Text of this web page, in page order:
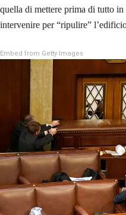
quella di mettere prima di tutto
intervenire per “ripulire”
Embed from Getty Images